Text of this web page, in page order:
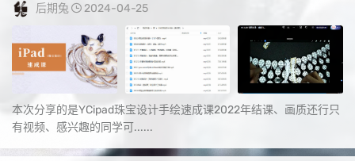
后期兔 2024-04-25
本次分享的是YCipad珠宝设计手绘速成课2022年结课、画质还行只
有视频、感兴趣的同学可......